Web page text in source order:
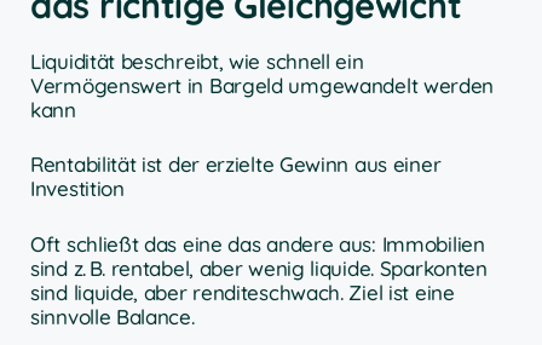
Liquidität beschreibt, wie schnell ein
Vermögenswert in Bargeld umgewandelt werden
kann
Rentabilität ist der erzielte Gewinn aus einer
Investition
Oft schließt das eine das andere aus: Immobilien
sind z. B. rentabel, aber wenig liquide. Sparkonten
sind liquide, aber renditeschwach. Ziel ist eine
sinnvolle Balance.